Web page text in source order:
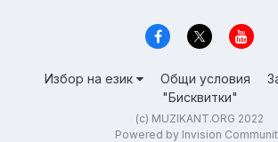
Избор на език Общи условия
"Бисквитки"
(c) MUZIKANT.ORG 2022
Powered by Invision